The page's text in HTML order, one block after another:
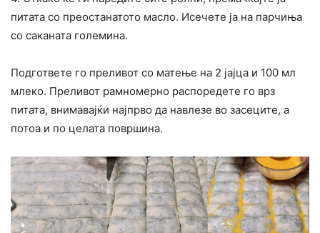
питата со преостанатото масло. Исечете ја на парчиња
со саканата големина.
Подгответе го преливот со матење на 2 јајца и 100 мл
млеко. Преливот рамномерно распоредете го врз
питата, внимавајќи најпрво да навлезе во засеците, а
потоа и по целата површина.